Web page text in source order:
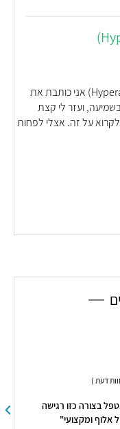
היי, נראה שהכוונה ל- היפראקוזיס (Hyperacusis) אני כותבת את
ועזר לי קצת
על זה. אצלי לפחות
"דר קרני מקצועית מאוד,